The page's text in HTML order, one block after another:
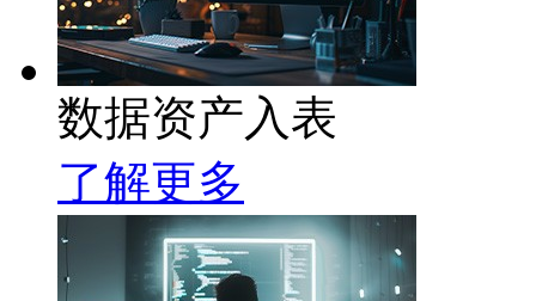
数据资产入表
了解更多